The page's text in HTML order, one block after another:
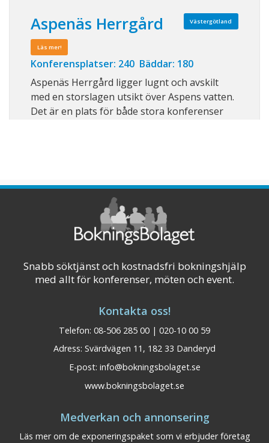
Västergötland
Aspenäs Herrgård
Läs mer!
Konferensplatser: 240 Bäddar: 180
Aspenäs Herrgård ligger lugnt och avskilt
med en storslagen utsikt över Aspens vatten.
Det är en plats för både stora konferenser
aktiviteter. Aspe ...
Snabb söktjänst och kostnadsfri bokningshjälp
med allt för konferenser, möten och event.
Kontakta oss!
Telefon: 08-506 285 00 | 020-10 00 59
Adress: Svärdvägen 11, 182 33 Danderyd
E-post: info@bokningsbolaget.se
www.bokningsbolaget.se
Medverkan och annonsering
Läs mer om de exponeringspaket som vi erbjuder företag